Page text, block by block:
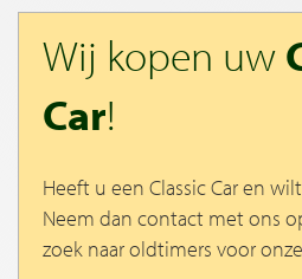
Wij kopen uw
Car!
Heeft u een Classic Car en
Neem dan contact met ons
zoek naar oldtimers voor